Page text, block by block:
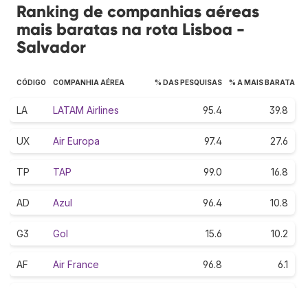
Ranking de companhias aéreas
mais baratas na rota Lisboa -
Salvador
CÓDIGO COMPANHIA AÉREA % DAS PESQUISAS % A MAIS BARATA
LA LATAM Airlines 95.4 39.8
UX Air Europa 97.4 27.6
TP TAP 99.0 16.8
AD Azul 96.4 10.8
G3 Gol 15.6 10.2
AF Air France 96.8 6.1